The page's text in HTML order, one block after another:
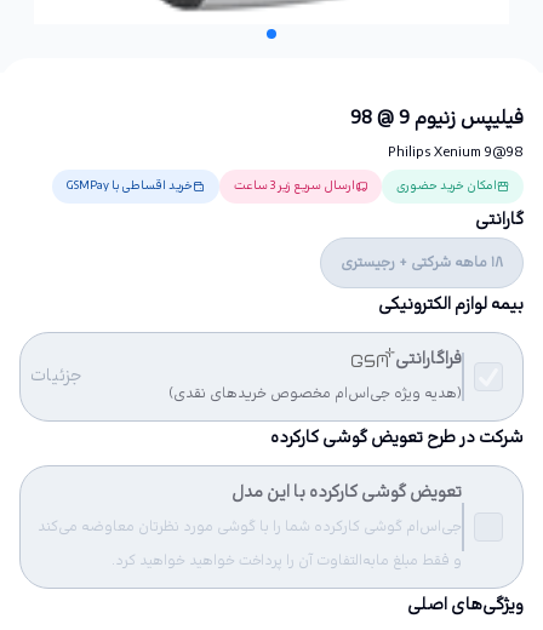
فیلیپس زنیوم 9 @ 98
Philips Xenium 9@98
امکان خرید حضوری ارسال سریع زیر 3 ساعت خرید اقساطی با GSMPay
گارانتی
18 ماهه شرکتی + رجیستری
بیمه لوازم الکترونیکی
فراگارانتی
(هدیه ویژه جی‌اس‌ام مخصوص خریدهای نقدی)
جزئیات
شرکت در طرح تعویض گوشی کارکرده
تعویض گوشی کارکرده با این مدل
جی‌اس‌ام گوشی کارکرده شما را با گوشی مورد نظرتان معاوضه می‌کند
و فقط مبلغ مابه‌التفاوت آن را پرداخت خواهید خواهید کرد.
ویژگی‌های اصلی